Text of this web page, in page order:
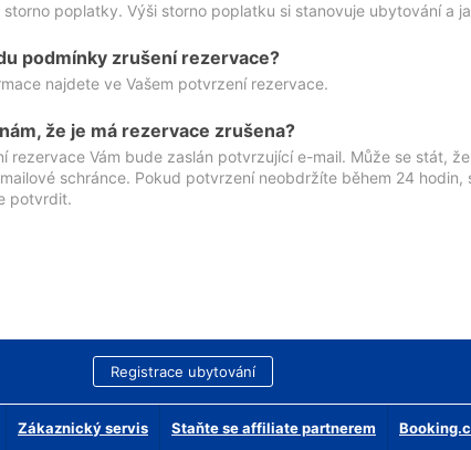
storno poplatky. Výši storno poplatku si stanovuje ubytování a
podmínky zrušení rezervace?
najdete ve Vašem potvrzení rezervace.
že je má rezervace zrušena?
rezervace Vám bude zaslán potvrzující e-mail. Může se stát,
schránce. Pokud potvrzení neobdržíte během 24
potvrdit.
Registrace ubytování
Zákaznický servis Staňte se affiliate partnerem